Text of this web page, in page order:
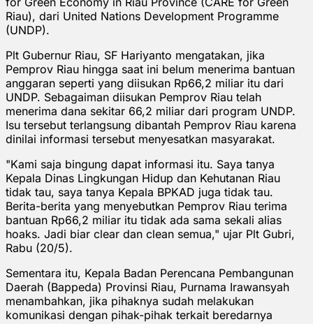
Riau), dari United Nations Development Programme
(UNDP).
Plt Gubernur Riau, SF Hariyanto mengatakan, jika
Pemprov Riau hingga saat ini belum menerima bantuan
anggaran seperti yang diisukan Rp66,2 miliar itu dari
UNDP. Sebagaiman diisukan Pemprov Riau telah
menerima dana sekitar 66,2 miliar dari program UNDP.
Isu tersebut terlangsung dibantah Pemprov Riau karena
dinilai informasi tersebut menyesatkan masyarakat.
"Kami saja bingung dapat informasi itu. Saya tanya
Kepala Dinas Lingkungan Hidup dan Kehutanan Riau
tidak tau, saya tanya Kepala BPKAD juga tidak tau.
Berita-berita yang menyebutkan Pemprov Riau terima
bantuan Rp66,2 miliar itu tidak ada sama sekali alias
hoaks. Jadi biar clear dan clean semua," ujar Plt Gubri,
Rabu (20/5).
Sementara itu, Kepala Badan Perencana Pembangunan
Daerah (Bappeda) Provinsi Riau, Purnama Irawansyah
menambahkan, jika pihaknya sudah melakukan
komunikasi dengan pihak-pihak terkait beredarnya